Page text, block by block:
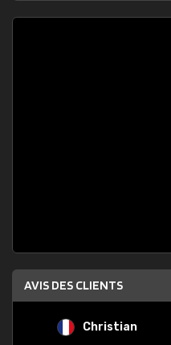
AVIS DES CLIENTS
Christian